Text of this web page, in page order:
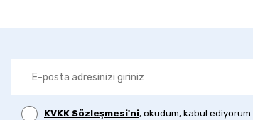
KVKK Sözleşmesi'ni, okudum, kabul ediyorum.